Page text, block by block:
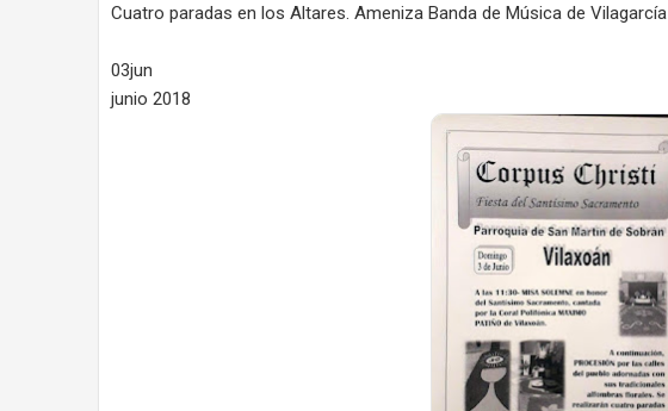
Cuatro paradas en los Altares. Ameniza Banda de Música de Vilagarcía
03jun
junio 2018